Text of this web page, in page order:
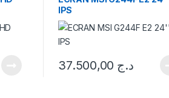
IPS
د.ج